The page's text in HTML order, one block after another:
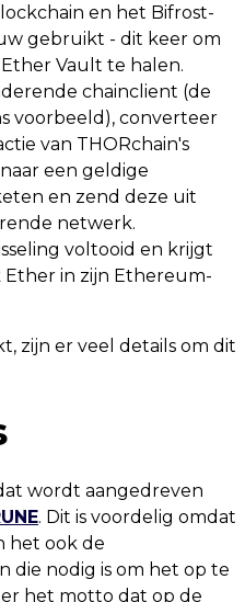
en het Bifrost-
gebruikt - dit keer om
Vault te halen.
chainclient (de
voorbeeld), converteer
van THORchain's
een geldige
en zend deze uit
netwerk.
voltooid en krijgt
in zijn Ethereum-
zijn er veel details om dit
wordt aangedreven
. Dit is voordelig omdat
het ook de
die nodig is om het op te
het motto dat op de